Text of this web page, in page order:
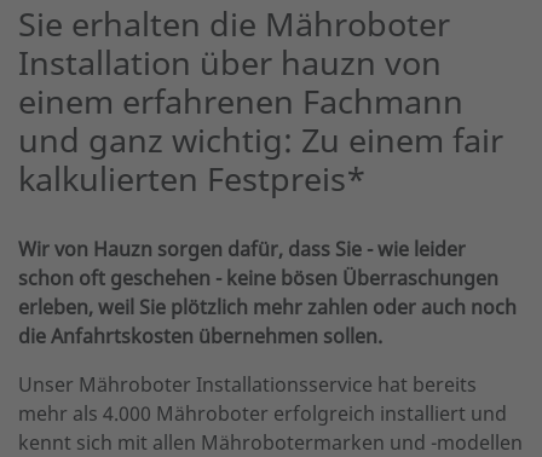
Sie erhalten die Mähroboter
Installation über hauzn von
einem erfahrenen Fachmann
und ganz wichtig: Zu einem fair
kalkulierten Festpreis*
Wir von Hauzn sorgen dafür, dass Sie - wie leider
schon oft geschehen - keine bösen Überraschungen
erleben, weil Sie plötzlich mehr zahlen oder auch noch
die Anfahrtskosten übernehmen sollen.
Unser Mähroboter Installationsservice hat bereits
mehr als 4.000 Mähroboter erfolgreich installiert und
kennt sich mit allen Mährobotermarken und -modellen